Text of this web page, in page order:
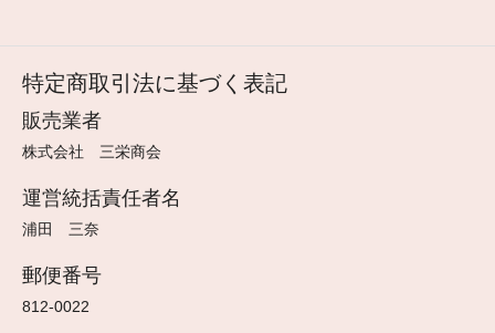
特定商取引法に基づく表記
販売業者
株式会社 三栄商会
運営統括責任者名
浦田 三奈
郵便番号
812-0022